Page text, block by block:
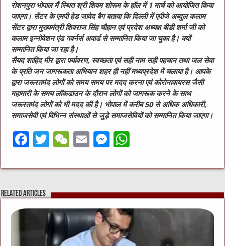
रोशनपुरा भोपाल मैं स्थित श्री शिवम शोरूम के हॉल में 1 मार्च को आयोजित किया
जाएगा। सेंटर के एमपी हेड जावेद बैग बताया कि दिल्ली में एपीजे अब्दुल कलाम
सेंटर द्वारा मुख्यमंत्री शिवराज सिंह चौहान एवं प्रदेश अध्यक्ष बीडी शर्मा जी को
कलाम इन्नोवेशन एंड गवर्नर्स अवार्ड से सम्मानित किया जा चुका है। क्यों
सम्मानित किया जा रहा है।
सैयद शाहिद मीर द्वारा पर्यावरण, स्वच्छता एवं सही नाम सही पहचान तथा जल सेवा
के प्रति जन जागरूकता अभियान शहर ही नहीं मध्यप्रदेश में चलाया है। आपके
द्वारा जरूरतमंद लोगों को समय समय पर मदद करना एवं कोरोनावायरस जैसी
महामारी के समय लॉकडाउन के दौरान लोगों को जागरूक करने के साथ
जरूरतमंद लोगों को भी मदद की है। भोपाल में करीब 50 से अधिक अधिकारी,
समाजसेवी एवं विभिन्न संस्थाओं से जुड़े समाजसेवियों को सम्मानित किया जाएगा।
F
c
e
b
T
it
te
r
W
C
h
at
E
ai
l
M
ss
e
n
g
er
at
s
A
p
p
Related Articles